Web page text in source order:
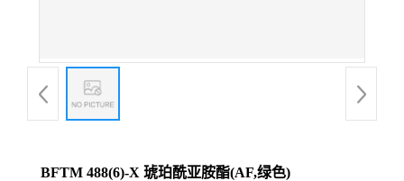
BFTM 488(6)-X 琥珀酰亚胺酯(AF,绿色)